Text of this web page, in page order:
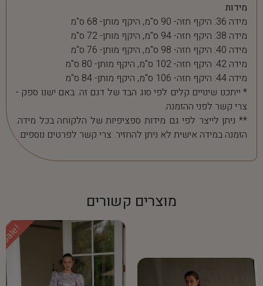
מידות
מידה 36: היקף חזה- 90 ס"מ, היקף מותן- 68 ס"מ
מידה 38: היקף חזה- 94 ס"מ, היקף מותן- 72 ס"מ
מידה 40: היקף חזה- 98 ס"מ, היקף מותן- 76 ס"מ
מידה 42: היקף חזה- 102 ס"מ, היקף מותן- 80 ס"מ
מידה 44: היקף חזה- 106 ס"מ, היקף מותן- 84 ס"מ
* ייתכנו שינויים קלים לפי סוג הבד של דגם זה. באם ישנו ספק -
צרי קשר לפני ההזמנה.
** ניתן לייצר לפי גם מידות ספציפיות של הלקוחה בכל מידה.
הזמנה במידה אישית לא ניתן להחזיר. צרי קשר לפרטים נוספים.
מוצרים קשורים